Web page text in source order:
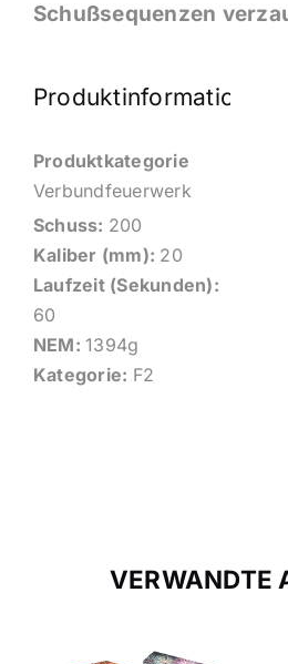
Schußsequenzen
Produktinformationen
Produktkategorie
Verbundfeuerwerk
Schuss: 200
Kaliber (mm): 20
Laufzeit (Sekunden):
60
NEM:1394g
Kategorie: F2
VERWANDTE